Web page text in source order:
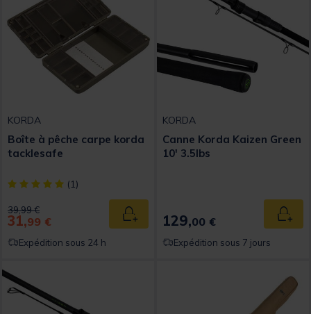
KORDA
Boîte à pêche carpe korda
tacklesafe
[object Object] out of 5 Customer Rating
(1)
Price reduced from
39,99 €to
31,99 € Ajouter au panier
Expédition sous 24 h
KORDA
Canne Korda Kaizen Green
10' 3.5lbs
129,00 €
Expédition sous 7 jours